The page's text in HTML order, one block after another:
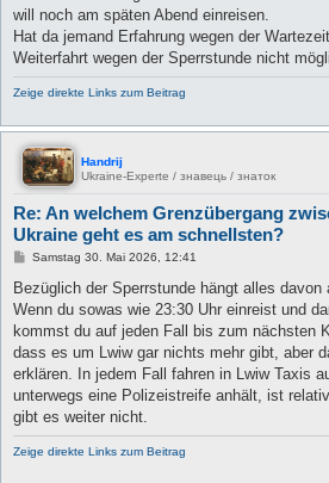
r
a
will noch am späten Abend einreisen.
Hat da jemand Erfahrung wegen der
Weiterfahrt wegen der Sperrstunde nicht
Zeige direkte Links zum Beitrag
Handrij
Ukraine-Experte / знавець / знаток
Re: An welchem Grenzübergang
Ukraine geht es am schnellsten?
B
i
r
a
Samstag 30. Mai 2026, 12:41
Bezüglich der Sperrstunde hängt alles
Wenn du sowas wie 23:30 Uhr einreist und
kommst du auf jeden Fall bis zum nächsten
dass es um Lwiw gar nichts mehr gibt, aber
erklären. In jedem Fall fahren in Lwiw Taxis
unterwegs eine Polizeistreife anhält, ist
gibt es weiter nicht.
Zeige direkte Links zum Beitrag